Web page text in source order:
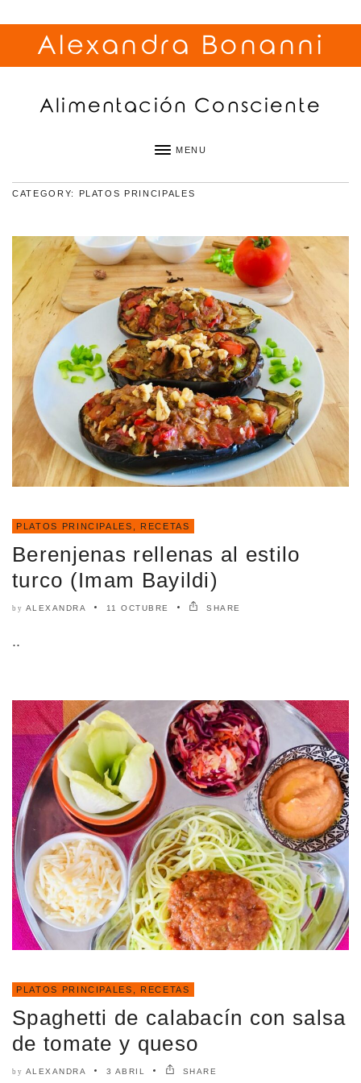
Alexandra Bonanni
Alimentación Consciente
MENU
CATEGORY: PLATOS PRINCIPALES
PLATOS PRINCIPALES RECETAS
Berenjenas rellenas al estilo
turco (Imam Bayildi)
by ALEXANDRA 11 OCTUBRE SHARE
..
PLATOS PRINCIPALES RECETAS
Spaghetti de calabacín con salsa
de tomate y queso
by ALEXANDRA 3 ABRIL SHARE